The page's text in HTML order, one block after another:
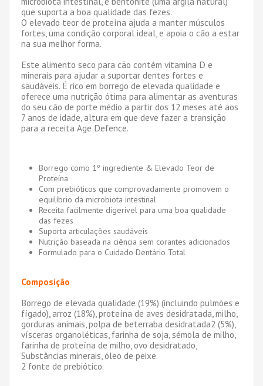
que suporta a boa qualidade das fezes.
O elevado teor de proteína ajuda a manter músculos
fortes, uma condição corporal ideal, e apoia o cão a estar
na sua melhor forma.
Este alimento seco para cão contém vitamina D e
minerais para ajudar a suportar dentes fortes e
saudáveis. É rico em borrego de elevada qualidade e
oferece uma nutrição ótima para alimentar as aventuras
do seu cão de porte médio a partir dos 12 meses até aos
7 anos de idade, altura em que deve fazer a transição
para a receita Age Defence.
Borrego como 1º ingrediente & Elevado Teor de
Proteína
Com prebióticos que comprovadamente promovem o
equilíbrio da microbiota intestinal
Receita facilmente digerível para uma boa qualidade
das fezes
Suporta articulações saudáveis
Nutrição baseada na ciência sem corantes adicionados
Formulado para o Cuidado Dentário Total
Composição
Borrego de elevada qualidade (19%) (incluindo pulmões e
fígado), arroz (18%), proteína de aves desidratada, milho,
gorduras animais, polpa de beterraba desidratada2 (5%),
vísceras organoléticas, farinha de soja, sémola de milho,
farinha de proteína de milho, ovo desidratado,
Substâncias minerais, óleo de peixe.
2 fonte de prebiótico.